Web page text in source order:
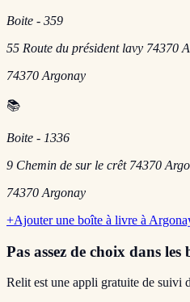
Boite - 359
55 Route du président lavy 74370
74370 Argonay
📚
Boite - 1336
9 Chemin de sur le crêt 74370
74370 Argonay
+Ajouter une boîte à livre à
Pas assez de choix dans les
Relit est une appli gratuite de suivi